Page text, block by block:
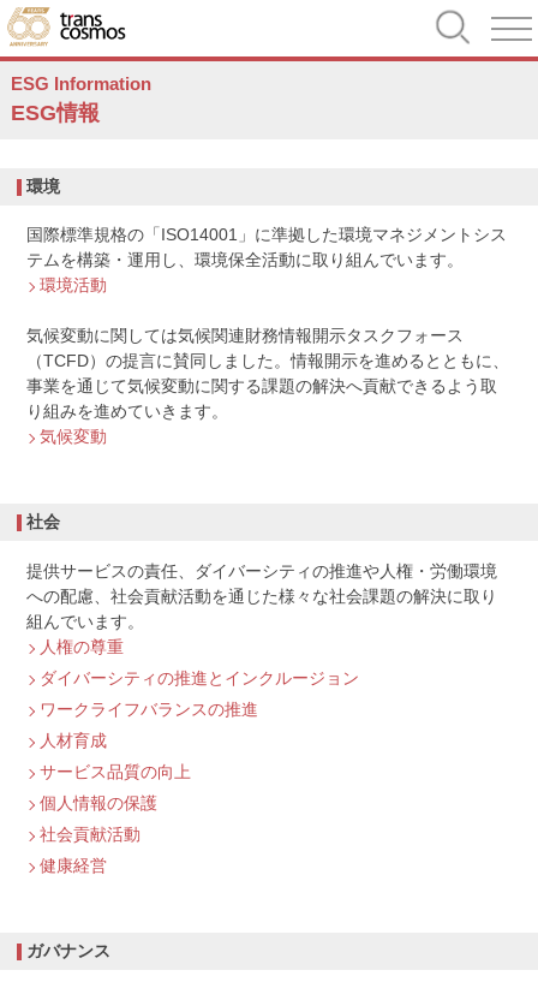
ESG Information
ESG情報
環境
国際標準規格の「ISO14001」に準拠した環境マネジメントシス
テムを構築・運用し、環境保全活動に取り組んでいます。
環境活動
気候変動に関しては気候関連財務情報開示タスクフォース
（TCFD）の提言に賛同しました。情報開示を進めるとともに、
事業を通じて気候変動に関する課題の解決へ貢献できるよう取
り組みを進めていきます。
気候変動
社会
提供サービスの責任、ダイバーシティの推進や人権・労働環境
への配慮、社会貢献活動を通じた様々な社会課題の解決に取り
組んでいます。
人権の尊重
ダイバーシティの推進とインクルージョン
ワークライフバランスの推進
人材育成
サービス品質の向上
個人情報の保護
社会貢献活動
健康経営
ガバナンス